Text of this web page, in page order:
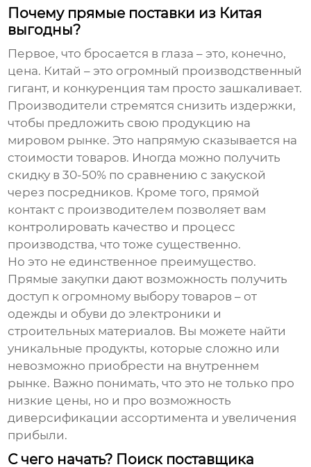
Почему прямые поставки из Китая
выгодны?
Первое, что бросается в глаза – это, конечно,
цена. Китай – это огромный производственный
гигант, и конкуренция там просто зашкаливает.
Производители стремятся снизить издержки,
чтобы предложить свою продукцию на
мировом рынке. Это напрямую сказывается на
стоимости товаров. Иногда можно получить
скидку в 30-50% по сравнению с закуской
через посредников. Кроме того, прямой
контакт с производителем позволяет вам
контролировать качество и процесс
производства, что тоже существенно.
Но это не единственное преимущество.
Прямые закупки дают возможность получить
доступ к огромному выбору товаров – от
одежды и обуви до электроники и
строительных материалов. Вы можете найти
уникальные продукты, которые сложно или
невозможно приобрести на внутреннем
рынке. Важно понимать, что это не только про
низкие цены, но и про возможность
диверсификации ассортимента и увеличения
прибыли.
С чего начать? Поиск поставщика